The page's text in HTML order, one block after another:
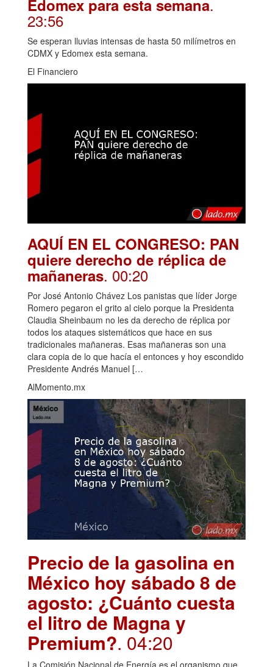
Edomex para esta semana.
23:56
Se esperan lluvias intensas de hasta 50 milímetros en
CDMX y Edomex esta semana.
El Financiero
AQUÍ EN EL CONGRESO: PAN
quiere derecho de réplica de
mañaneras. 00:20
Por José Antonio Chávez Los panistas que líder Jorge
Romero pegaron el grito al cielo porque la Presidenta
Claudia Sheinbaum no les da derecho de réplica por
todos los ataques sistemáticos que hace en sus
tradicionales mañaneras. Esas mañaneras son una
clara copia de lo que hacía el entonces y hoy escondido
Presidente Andrés Manuel […
AlMomento.mx
Precio de la gasolina en
México hoy sábado 8 de
agosto: ¿Cuánto cuesta
el litro de Magna y
Premium?. 04:20
La Comisión Nacional de Energía es el organismo que